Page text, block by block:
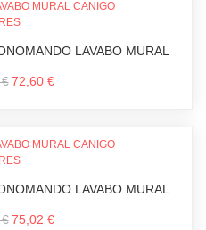
LAVABO MURAL
72,60 €
LAVABO MURAL
75,02 €